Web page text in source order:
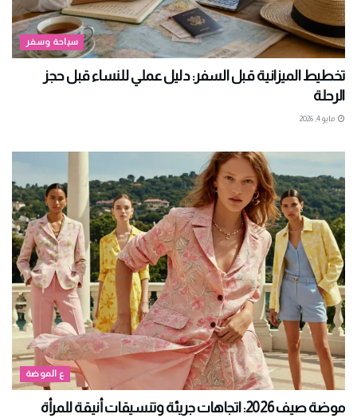
سياحة وسفر
تخطيط الميزانية قبل السفر: دليل عملي للنساء قبل حجز
الرحلة
مايو 4, 2026
ع الموضة
موضة صيف 2026: اتجاهات جريئة وتنسيقات أنيقة للمرأة